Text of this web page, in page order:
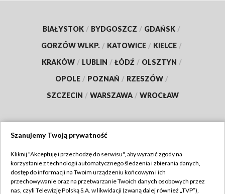
BIAŁYSTOK / BYDGOSZCZ / GDAŃSK /
GORZÓW WLKP. / KATOWICE / KIELCE /
KRAKÓW / LUBLIN / ŁÓDŹ / OLSZTYN /
OPOLE / POZNAŃ / RZESZÓW /
SZCZECIN / WARSZAWA / WROCŁAW
TVP
Abonament TVP
Regulamin TVP
Szanujemy Twoją prywatność
Kliknij "Akceptuję i przechodzę do serwisu", aby wyrazić zgody na
korzystanie z technologii automatycznego śledzenia i zbierania danych,
dostęp do informacji na Twoim urządzeniu końcowym i ich
przechowywanie oraz na przetwarzanie Twoich danych osobowych przez
nas, czyli Telewizję Polską S.A. w likwidacji (zwaną dalej również „TVP”),